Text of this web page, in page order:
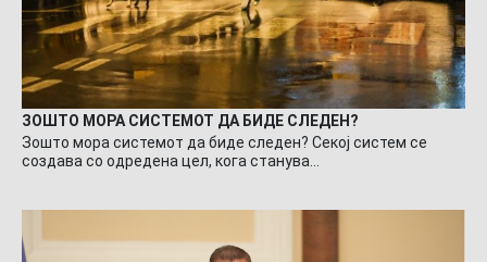
ЗОШТО МОРА СИСТЕМОТ ДА БИДЕ СЛЕДЕН?
Зошто мора системот да биде следен? Секој систем се
создава со одредена цел, кога станува…